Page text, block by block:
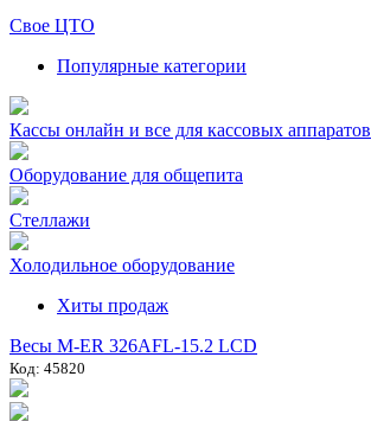
Свое ЦТО
Популярные категории
Кассы онлайн и все для кассовых аппаратов
Оборудование для общепита
Стеллажи
Холодильное оборудование
Хиты продаж
Весы M-ER 326AFL-15.2 LCD
Код: 45820